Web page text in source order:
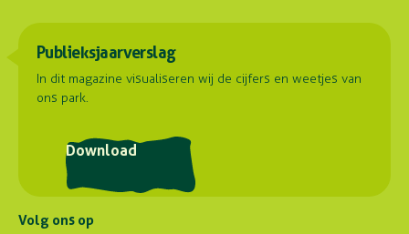
Parkadres
Hoorn 59
2404 HG Alphen aan den Rijn
Routebeschrijving
Postadres
Stuyvesantlaan 23
2404 XN Alphen aan den Rijn
Duurzaamheid
Samenwerkingen
Contact
Onze dieren
Plattegrond
Publieksjaarverslag
In dit magazine visualiseren wij de cijfers en weetjes van
ons park.
Download
Volg ons op